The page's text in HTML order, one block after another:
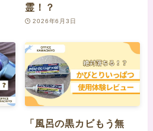
霊！？
2026年6月3日
「風呂の黒カビもう無